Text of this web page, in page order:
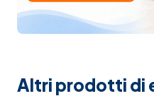
Altri prodotti di